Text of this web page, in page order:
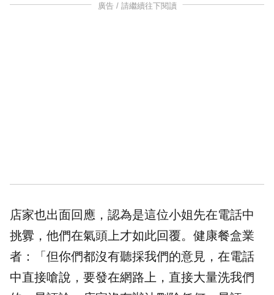
廣告 / 請繼續往下閱讀
店家也出面回應，認為是這位小姐先在電話中
挑釁，他們在氣頭上才如此回覆。健康餐盒業
者：「但你們都沒有聽採我們的意見，在電話
中直接嗆說，要發在網路上，直接大量洗我們